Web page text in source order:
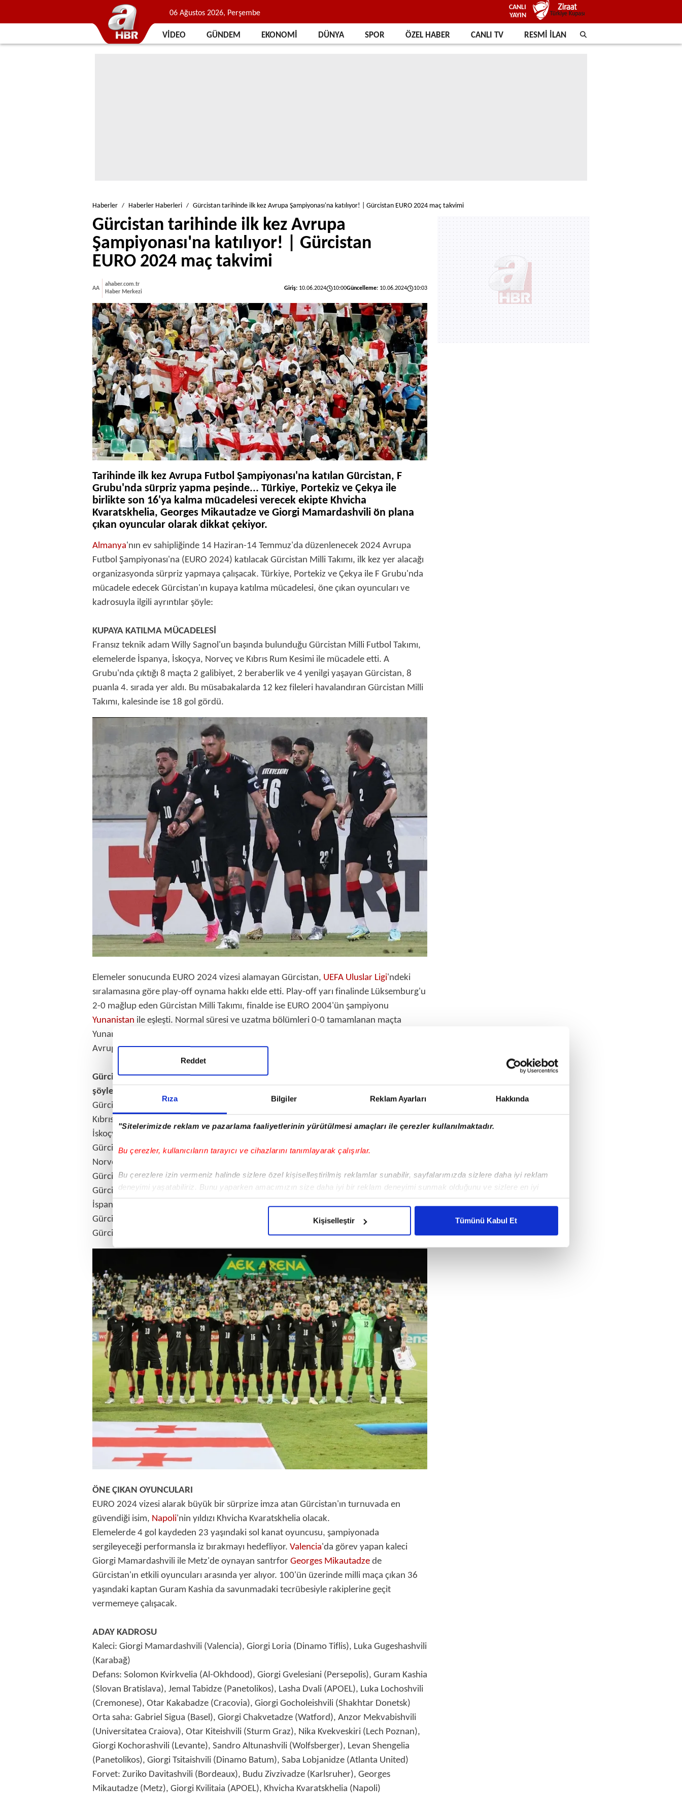
Rıza Bilgiler Reklam Ayarları Hakkında
"Sitelerimizde reklam ve pazarlama faaliyetlerinin yürütülmesi amaçları ile çerezler kullanılmaktadır.
Bu çerezler, kullanıcıların tarayıcı ve cihazlarını tanımlayarak çalışırlar.
Bu çerezlere izin vermeniz halinde sizlere özel kişiselleştirilmiş reklamlar sunabilir, sayfalarımızda sizlere daha iyi reklam
deneyimi yaşatabiliriz. Bunu yaparken amacımızın size daha iyi bir reklam deneyimi sunmak olduğunu ve sizlere en iyi
içerikleri sunabilmek adına elimizden gelen çabayı gösterdiğimizi ve bu noktada, reklamların maliyetlerimizi karşılamak
Her halükârda, kullanıcılar, bu çerezlere izin vermedikleri takdirde, kullanıcılara hedefli reklamlar gösterilmeyecektir."
Sizlere daha iyi bir hizmet sunabilmek için İnternet Sitemizde kendimize ve üçüncü kişilere ait çerezler kullanılmaktadır. Bu
çerezler vasıtasıyla çeşitli kişisel verileriniz işlenmekte olup gerekli olan çerezler bilgi toplumu hizmetlerinin sunulması
amacıyla kullanılmaktadır. Diğer çerezler, sitemizin daha işlevsel kılınması ve kişiselleştirilmesi ve sizlere yönelik
reklam/pazarlama faaliyetlerinin yapılması, amaçlarıyla sınırlı olarak açık rızanız dahilinde kullanılacaktır.
Çerezlere ilişkin tercihlerinizi aşağıda yer alan panel vasıtasıyla belirleyebilirsiniz. Çerezlere ilişkin detaylı bilgi için Ayarlar
butonuna tıklayabilir,
Çerez Bilgilendirme Metnimiziziyaret edebilirsiniz.
6698 sayılı Kişisel Verilerin Korunması Kanunu uyarınca hazırlanmış Aydınlatma Metnimizi okumak ve sitemizde ilgili
mevzuata uygun olarak kullanılan çerezlerle ilgili bilgi almak için lütfentıklayınız.
Reddet
Kişiselleştir Tümünü Kabul Et
06 Ağustos 2026, Perşembe
CANLI
YAYIN
VİDEO GÜNDEM EKONOMİ DÜNYA SPOR ÖZEL HABER CANLI TV RESMİ İLAN
Haberler Haberler Haberleri Gürcistan tarihinde ilk kez Avrupa Şampiyonası'na katılıyor! | Gürcistan EURO 2024 maç takvimi
Gürcistan tarihinde ilk kez Avrupa
Şampiyonası'na katılıyor! | Gürcistan
EURO 2024 maç takvimi
AA
ahaber.com.tr
Haber Merkezi
Giriş: 10.06.2024 10:00Güncelleme: 10.06.2024 10:03
Tarihinde ilk kez Avrupa Futbol Şampiyonası'na katılan Gürcistan, F
Grubu'nda sürpriz yapma peşinde... Türkiye, Portekiz ve Çekya ile
birlikte son 16'ya kalma mücadelesi verecek ekipte Khvicha
Kvaratskhelia, Georges Mikautadze ve Giorgi Mamardashvili ön plana
çıkan oyuncular olarak dikkat çekiyor.
Almanya'nın ev sahipliğinde 14 Haziran-14 Temmuz'da düzenlenecek 2024 Avrupa
Futbol Şampiyonası'na (EURO 2024) katılacak Gürcistan Milli Takımı, ilk kez yer alacağı
organizasyonda sürpriz yapmaya çalışacak. Türkiye, Portekiz ve Çekya ile F Grubu'nda
mücadele edecek Gürcistan'ın kupaya katılma mücadelesi, öne çıkan oyuncuları ve
kadrosuyla ilgili ayrıntılar şöyle:
KUPAYA KATILMA MÜCADELESİ
Fransız teknik adam Willy Sagnol'un başında bulunduğu Gürcistan Milli Futbol Takımı,
elemelerde İspanya, İskoçya, Norveç ve Kıbrıs Rum Kesimi ile mücadele etti. A
Grubu'nda çıktığı 8 maçta 2 galibiyet, 2 beraberlik ve 4 yenilgi yaşayan Gürcistan, 8
puanla 4. sırada yer aldı. Bu müsabakalarda 12 kez fileleri havalandıran Gürcistan Milli
Takımı, kalesinde ise 18 gol gördü.
Elemeler sonucunda EURO 2024 vizesi alamayan Gürcistan, UEFA Uluslar Ligi'ndeki
sıralamasına göre play-off oynama hakkı elde etti. Play-off yarı finalinde Lüksemburg'u
2-0 mağlup eden Gürcistan Milli Takımı, finalde ise EURO 2004'ün şampiyonu
Yunanistan ile eşleşti. Normal süresi ve uzatma bölümleri 0-0 tamamlanan maçta
Yunanistan'a penaltı atışları sonucunda 4-2 üstünlük kuran Gürcistan, tarihinde ilk kez
Avrupa Şampiyonası'nda oynama hakkı elde etti.
Gürcistan'ın elemelerde ve play-off'ta oynadığı müsabakalarda aldığı sonuçlar
şöyle:
Gürcistan-Norveç: 1-1
Kıbrıs Rum Kesimi-Gürcistan: 1-2
İskoçya-Gürcistan: 2-0
Gürcistan-İspanya: 1-7
Norveç-Gürcistan: 2-1
Gürcistan-Kıbrıs Rum Kesimi: 4-0
Gürcistan-İskoçya: 2-2
İspanya-Gürcistan: 3-1
Gürcistan-Lüksemburg: 2-0
Gürcistan-Yunanistan: 0-0 (Penaltılarda 4-2)
ÖNE ÇIKAN OYUNCULARI
EURO 2024 vizesi alarak büyük bir sürprize imza atan Gürcistan'ın turnuvada en
güvendiği isim, Napoli'nin yıldızı Khvicha Kvaratskhelia olacak.
Elemelerde 4 gol kaydeden 23 yaşındaki sol kanat oyuncusu, şampiyonada
sergileyeceği performansla iz bırakmayı hedefliyor. Valencia'da görev yapan kaleci
Giorgi Mamardashvili ile Metz'de oynayan santrfor Georges Mikautadze de
Gürcistan'ın etkili oyuncuları arasında yer alıyor. 100'ün üzerinde milli maça çıkan 36
yaşındaki kaptan Guram Kashia da savunmadaki tecrübesiyle rakiplerine geçit
vermemeye çalışacak.
ADAY KADROSU
Kaleci: Giorgi Mamardashvili (Valencia), Giorgi Loria (Dinamo Tiflis), Luka Gugeshashvili
(Karabağ)
Defans: Solomon Kvirkvelia (Al-Okhdood), Giorgi Gvelesiani (Persepolis), Guram Kashia
(Slovan Bratislava), Jemal Tabidze (Panetolikos), Lasha Dvali (APOEL), Luka Lochoshvili
(Cremonese), Otar Kakabadze (Cracovia), Giorgi Gocholeishvili (Shakhtar Donetsk)
Orta saha: Gabriel Sigua (Basel), Giorgi Chakvetadze (Watford), Anzor Mekvabishvili
(Universitatea Craiova), Otar Kiteishvili (Sturm Graz), Nika Kvekveskiri (Lech Poznan),
Giorgi Kochorashvili (Levante), Sandro Altunashvili (Wolfsberger), Levan Shengelia
(Panetolikos), Giorgi Tsitaishvili (Dinamo Batum), Saba Lobjanidze (Atlanta United)
Forvet: Zuriko Davitashvili (Bordeaux), Budu Zivzivadze (Karlsruher), Georges
Mikautadze (Metz), Giorgi Kvilitaia (APOEL), Khvicha Kvaratskhelia (Napoli)